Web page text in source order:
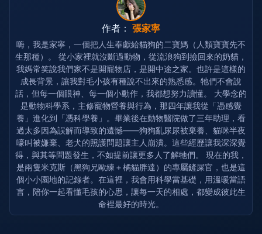
作者： 張家寧
嗨，我是家寧，一個把人生奉獻給貓狗的二寶媽（人類寶寶先不
生那種）。 從小家裡就沒斷過動物，從流浪狗到撿回來的奶貓，
我媽常笑說我們家不是開寵物店，是開中途之家。也許是這樣的
成長背景，讓我對毛小孩有種說不出來的熟悉感。牠們不會說
話，但每一個眼神、每一個小動作，我都想努力讀懂。 大學念的
是動物科學系，主修寵物營養與行為，那四年讓我從「憑感覺
養」進化到「憑科學養」。畢業後在動物醫院做了三年助理，看
過太多因為誤解而導致的遺憾——狗狗亂尿尿被棄養、貓咪半夜
嚎叫被嫌棄、老犬的照護問題讓主人崩潰。這些經歷讓我深深覺
得，與其等問題發生，不如提前讓更多人了解牠們。 現在的我，
是兩隻米克斯（黑狗兄歐練＋橘貓胖達）的專屬鏟屎官，也是這
個小小園地的記錄者。在這裡，我會用科學當基礎，用溫暖當語
言，陪你一起看懂毛孩的心思，讓每一天的相處，都變成彼此生
命裡最好的時光。